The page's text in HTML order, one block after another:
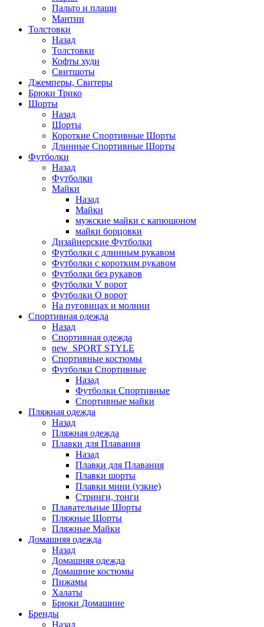
Пальто и плащи
Мантии
Толстовки
Назад
Толстовки
Кофты худи
Свитшоты
Джемперы, Свитеры
Брюки Трико
Шорты
Назад
Шорты
Короткие Спортивные Шорты
Длинные Спортивные Шорты
Футболки
Назад
Футболки
Майки
Назад
Майки
мужские майки с капюшоном
майки борцовки
Дизайнерские Футболки
Футболки с длинным рукавом
Футболки с коротким рукавом
Футболки без рукавов
Футболки V ворот
Футболки O ворот
На пуговицах и молнии
Спортивная одежда
Назад
Спортивная одежда
new_SPORT STYLE
Спортивные костюмы
Футболки Спортивные
Назад
Футболки Спортивные
Спортивные майки
Пляжная одежда
Назад
Пляжная одежда
Плавки для Плавания
Назад
Плавки для Плавания
Плавки шорты
Плавки мини (узкие)
Стринги, тонги
Плавательные Шорты
Пляжные Шорты
Пляжные Майки
Домашняя одежда
Назад
Домашняя одежда
Домашние костюмы
Пижамы
Халаты
Брюки Домашние
Бренды
Назад